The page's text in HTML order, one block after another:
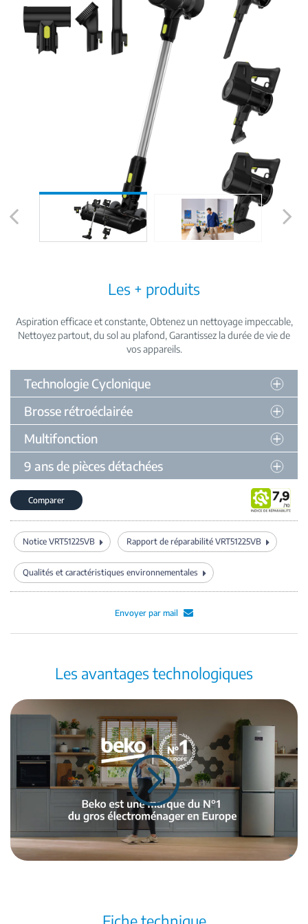
Les + produits
Aspiration efficace et constante Obtenez un nettoyage impeccable
Nettoyez partout, du sol au plafond Garantissez la durée de vie de
vos appareils
Technologie Cyclonique
Brosse rétroéclairée
Multifonction
9 ans de pièces détachées
Comparer
Notice VRT51225VB Rapport de réparabilité VRT51225VB
Qualités et caractéristiques environnementales
Envoyer par mail
Les avantages technologiques